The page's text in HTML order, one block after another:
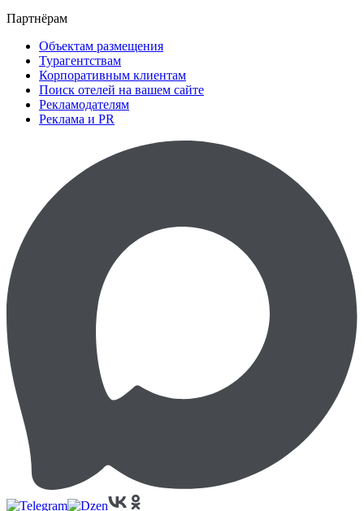
Партнёрам
Объектам размещения
Турагентствам
Корпоративным клиентам
Поиск отелей на вашем сайте
Рекламодателям
Реклама и PR